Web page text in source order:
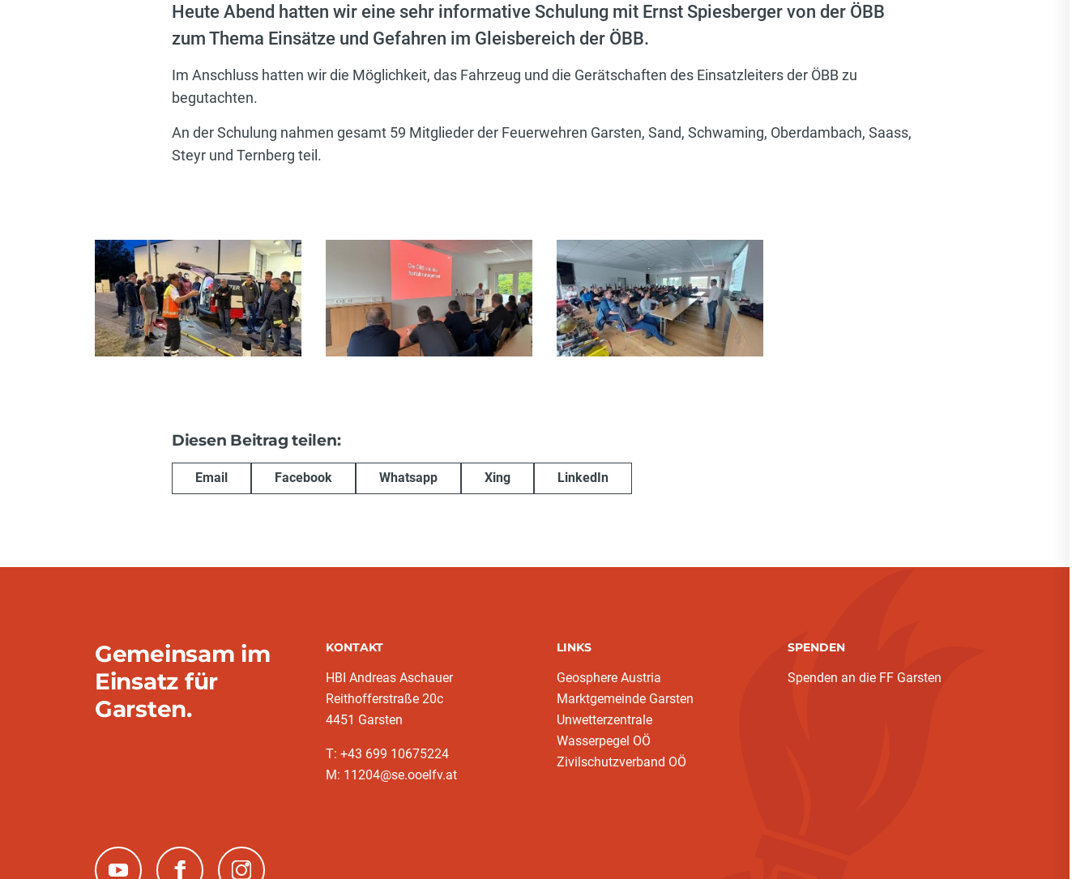
Heute Abend hatten wir eine sehr informative Schulung mit Ernst Spiesberger von der ÖBB
zum Thema Einsätze und Gefahren im Gleisbereich der ÖBB.
Im Anschluss hatten wir die Möglichkeit, das Fahrzeug und die Gerätschaften des Einsatzleiters der ÖBB zu
begutachten.
An der Schulung nahmen gesamt 59 Mitglieder der Feuerwehren Garsten, Sand, Schwaming, Oberdambach, Saass,
Steyr und Ternberg teil.
Diesen Beitrag teilen:
Email Facebook Whatsapp Xing LinkedIn
Gemeinsam im
Einsatz für
Garsten.
KONTAKT
HBI Andreas Aschauer
Reithofferstraße 20c
4451 Garsten
T: ‭+43 699 10675224‬
M: 11204@se.ooelfv.at
LINKS
Geosphere Austria
Marktgemeinde Garsten
Unwetterzentrale
Wasserpegel OÖ
Zivilschutzverband OÖ
SPENDEN
Spenden an die FF Garsten